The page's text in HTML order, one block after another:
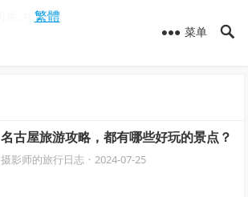
繁體
菜单
名古屋旅游攻略，都有哪些好玩的景点？
摄影师的旅行日志 · 2024-07-25